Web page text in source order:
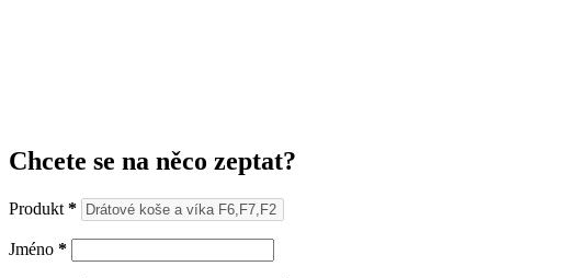
Chcete se na něco zeptat?
Produkt *
Jméno *